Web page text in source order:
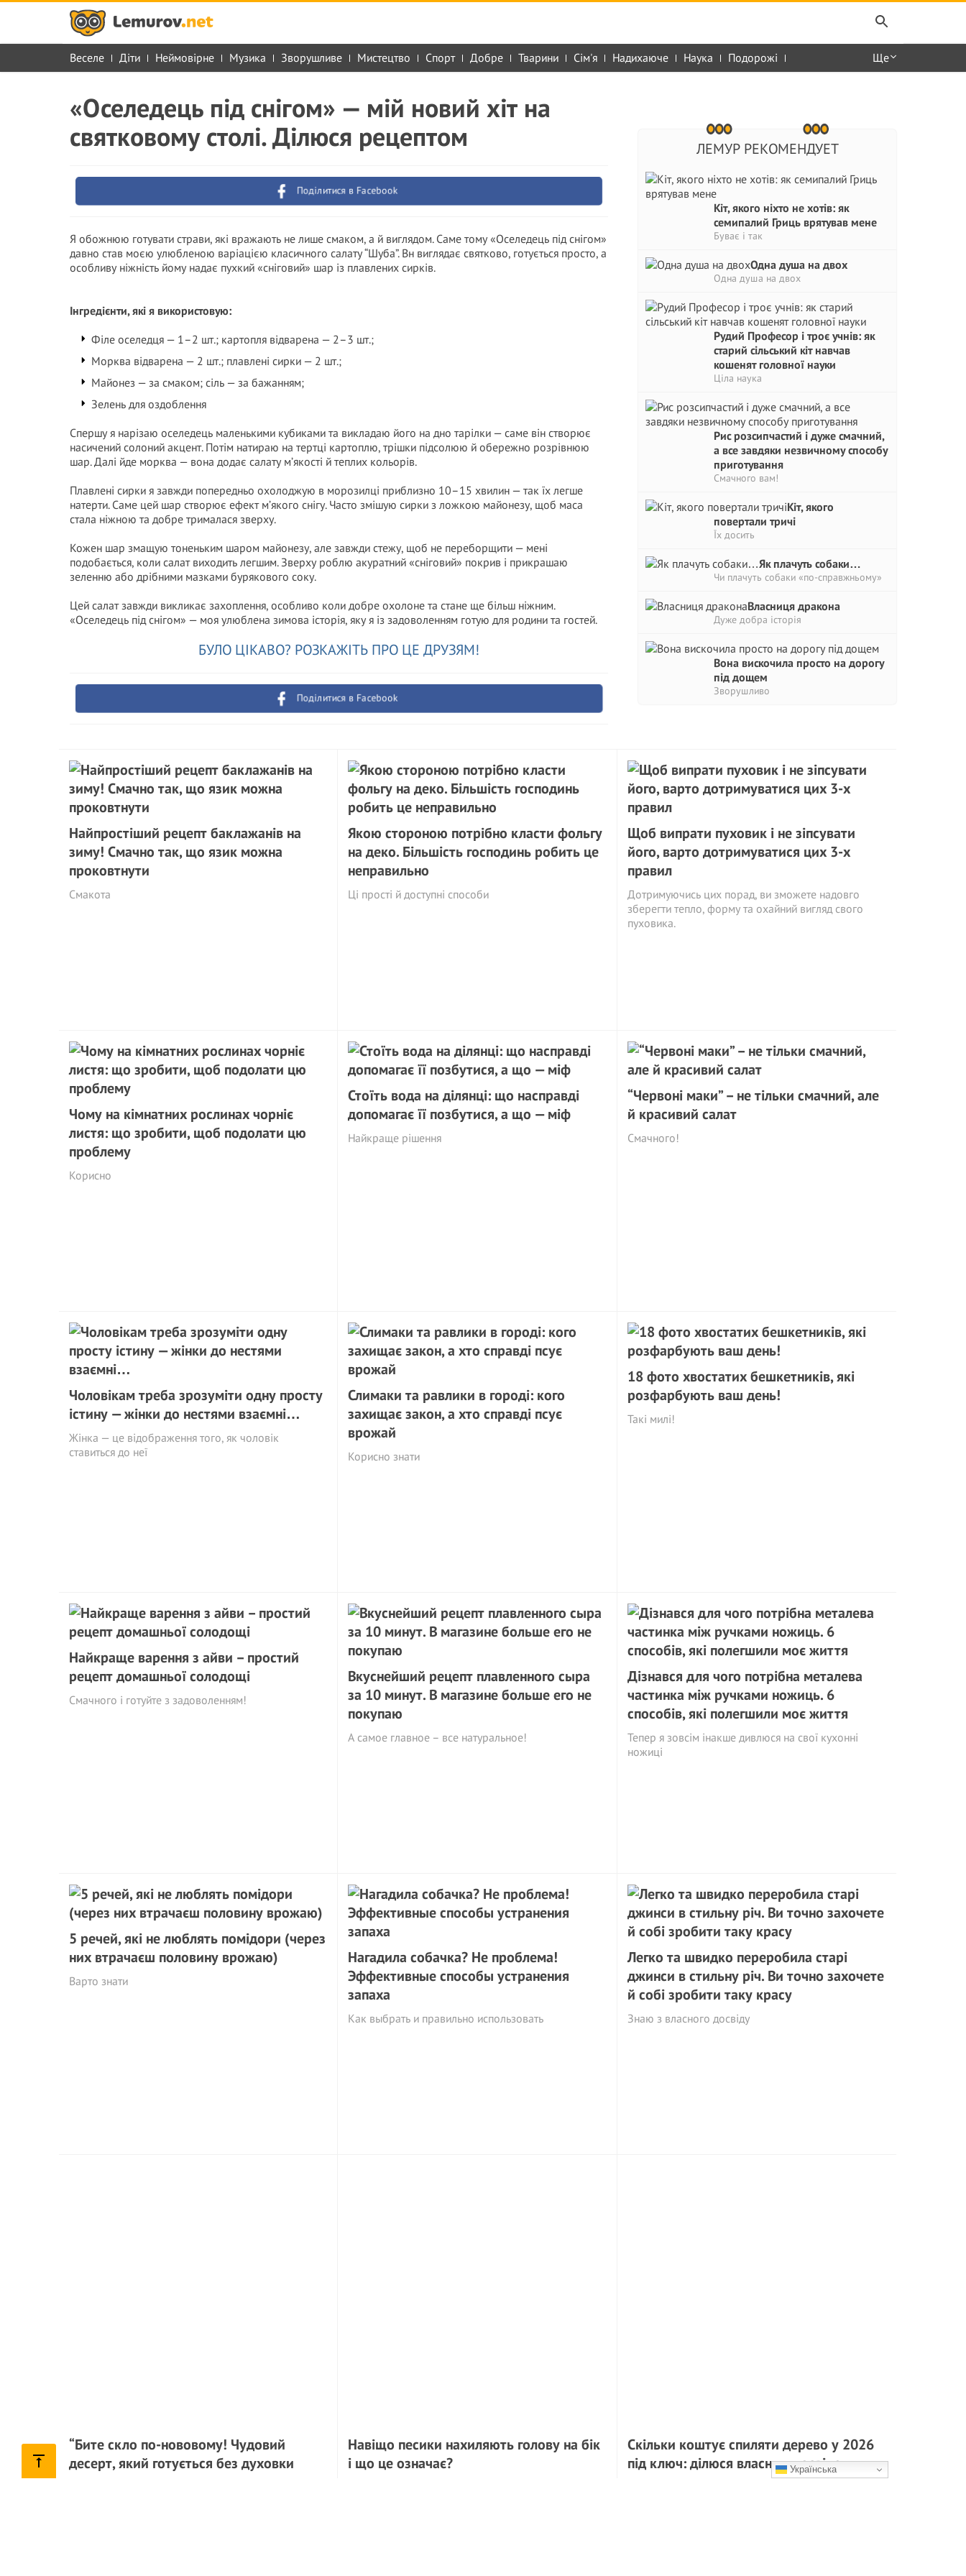
Веселе Діти Неймовірне Музика Зворушливе Мистецтво Спорт Добре Тварини Сім'я Надихаюче Наука Подорожі Ще
ЛЕМУР РЕКОМЕНДУЕТ
Кіт, якого ніхто не хотів: як
семипалий Гриць врятував мене
Буває і так
Одна душа на двох
Одна душа на двох
Рудий Професор і троє учнів: як
старий сільський кіт навчав
кошенят головної науки
Ціла наука
Рис розсипчастий і дуже смачний,
а все завдяки незвичному способу
приготування
Смачного вам!
Кіт, якого
повертали тричі
Їх досить
Як плачуть собаки…
Чи плачуть собаки «по-справжньому»
Власниця дракона
Дуже добра історія
Вона вискочила просто на дорогу
під дощем
Зворушливо
«Оселедець під снігом» — мій новий хіт на
святковому столі. Ділюся рецептом
Поділитися в Facebook
Я обожнюю готувати страви, які вражають не лише смаком, а й виглядом. Саме тому «Оселедець під снігом»
давно став моєю улюбленою варіацією класичного салату “Шуба”. Вн виглядає святково, готується просто, а
особливу ніжність йому надає пухкий «сніговий» шар із плавлених сирків.
Інгредієнти, які я використовую:
Філе оселедця — 1–2 шт.; картопля відварена — 2–3 шт.;
Морква відварена — 2 шт.; плавлені сирки — 2 шт.;
Майонез — за смаком; сіль — за бажанням;
Зелень для оздоблення
Спершу я нарізаю оселедець маленькими кубиками та викладаю його на дно тарілки — саме він створює
насичений солоний акцент. Потім натираю на тертці картоплю, трішки підсолюю й обережно розрівнюю
шар. Далі йде морква — вона додає салату м’якості й теплих кольорів.
Плавлені сирки я завжди попередньо охолоджую в морозилці приблизно 10–15 хвилин — так їх легше
натерти. Саме цей шар створює ефект м’якого снігу. Часто змішую сирки з ложкою майонезу, щоб маса
стала ніжною та добре трималася зверху.
Кожен шар змащую тоненьким шаром майонезу, але завжди стежу, щоб не переборщити — мені
подобається, коли салат виходить легшим. Зверху роблю акуратний «сніговий» покрив і прикрашаю
зеленню або дрібними мазками бурякового соку.
Цей салат завжди викликає захоплення, особливо коли добре охолоне та стане ще більш ніжним.
«Оселедець під снігом» — моя улюблена зимова історія, яку я із задоволенням готую для родини та гостей.
БУЛО ЦІКАВО? РОЗКАЖІТЬ ПРО ЦЕ ДРУЗЯМ!
Поділитися в Facebook
Найпростіший рецепт баклажанів на
зиму! Смачно так, що язик можна
проковтнути
Смакота
Якою стороною потрібно класти фольгу
на деко. Більшість господинь робить це
неправильно
Ці прості й доступні способи
Щоб випрати пуховик і не зіпсувати
його, варто дотримуватися цих 3-х
правил
Дотримуючись цих порад, ви зможете надовго
зберегти тепло, форму та охайний вигляд свого
пуховика.
Чому на кімнатних рослинах чорніє
листя: що зробити, щоб подолати цю
проблему
Корисно
Стоїть вода на ділянці: що насправді
допомагає її позбутися, а що — міф
Найкраще рішення
“Червоні маки” – не тільки смачний, але
й красивий салат
Смачного!
Чоловікам треба зрозуміти одну просту
істину — жінки до нестями взаємні…
Жінка — це відображення того, як чоловік
ставиться до неї
Слимаки та равлики в городі: кого
захищає закон, а хто справді псує
врожай
Корисно знати
18 фото хвостатих бешкетників, які
розфарбують ваш день!
Такі милі!
Найкраще варення з айви – простий
рецепт домашньої солодощі
Смачного і готуйте з задоволенням!
Вкуснейший рецепт плавленного сыра
за 10 минут. В магазине больше его не
покупаю
А самое главное – все натуральное!
Дізнався для чого потрібна металева
частинка між ручками ножиць. 6
способів, які полегшили моє життя
Тепер я зовсім інакше дивлюся на свої кухонні
ножиці
5 речей, які не люблять помідори (через
них втрачаєш половину врожаю)
Варто знати
Нагадила собачка? Не проблема!
Эффективные способы устранения
запаха
Как выбрать и правильно использовать
Легко та швидко переробила старі
джинси в стильну річ. Ви точно захочете
й собі зробити таку красу
Знаю з власного досвіду
“Бите скло по-нововому! Чудовий
десерт, який готується без духовки
Навіщо песики нахиляють голову на бік
і що це означає?
Скільки коштує спиляти дерево у 2026
під ключ: ділюся власним досвідом
Українська